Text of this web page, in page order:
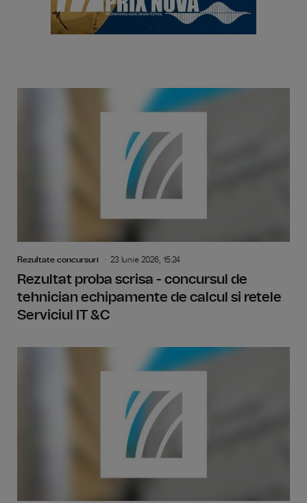
Rezultate concursuri 23 Iunie 2026, 15:24
Rezultat proba scrisa - concursul de
tehnician echipamente de calcul si retele
Serviciul IT &C